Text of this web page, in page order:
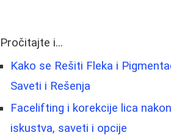
Pročitajte i...
Kako se Rešiti Fleka i
Saveti i Rešenja
Facelifting i korekcije lica
iskustva, saveti i opcije